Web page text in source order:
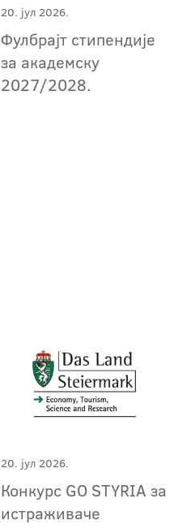
20. јул 2026.
Фулбрајт стипендије
за академску
2027/2028.
20. јул 2026.
Конкурс GO STYRIA за
истраживаче